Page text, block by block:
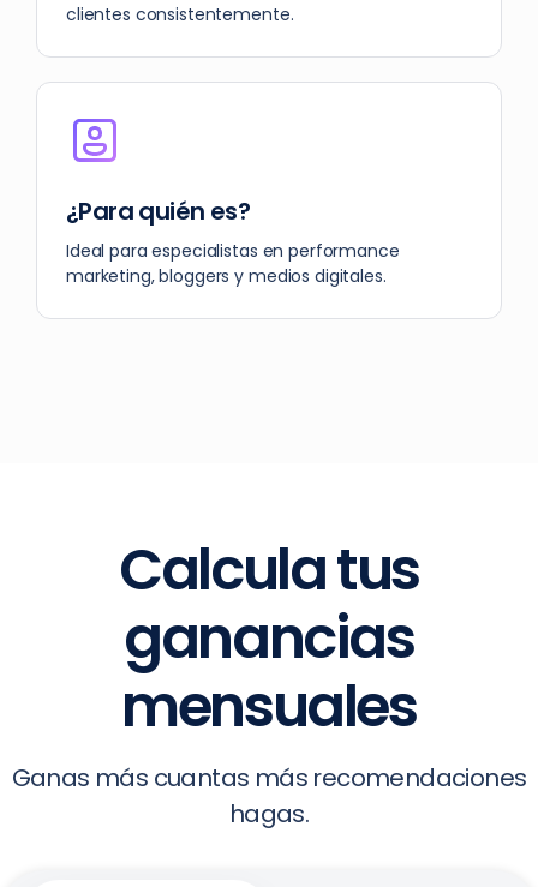
clientes consistentemente.
¿Para quién es?
Ideal para especialistas en performance
marketing, bloggers y medios digitales.
Calcula tus
ganancias
mensuales
Ganas más cuantas más recomendaciones
hagas.